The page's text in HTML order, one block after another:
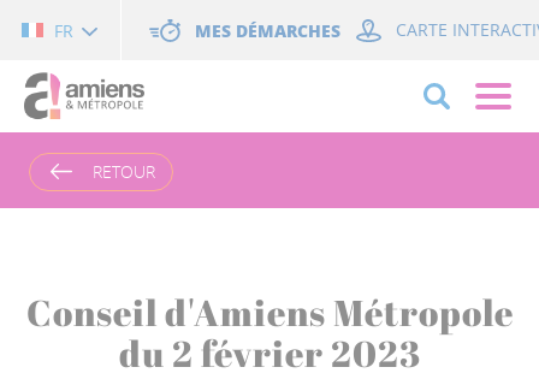
FR MES DÉMARCHES CARTE
RETOUR
Conseil d'Amiens Métropole
du 2 février 2023